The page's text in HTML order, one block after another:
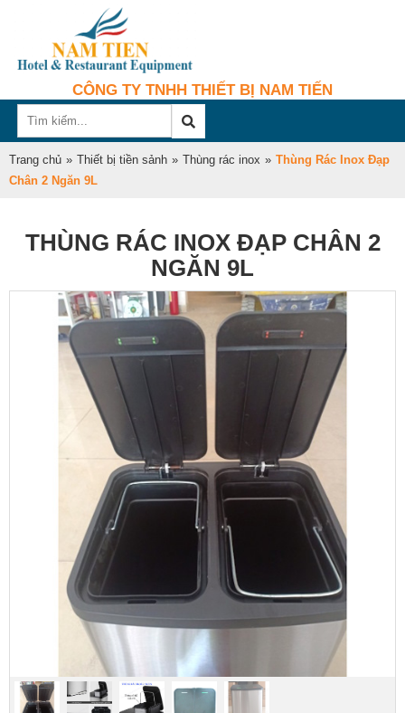
CÔNG TY TNHH THIẾT BỊ NAM TIẾN
Trang chủ » Thiết bị tiền sảnh » Thùng rác inox » Thùng Rác Inox Đạp
Chân 2 Ngăn 9L
THÙNG RÁC INOX ĐẠP CHÂN 2
NGĂN 9L